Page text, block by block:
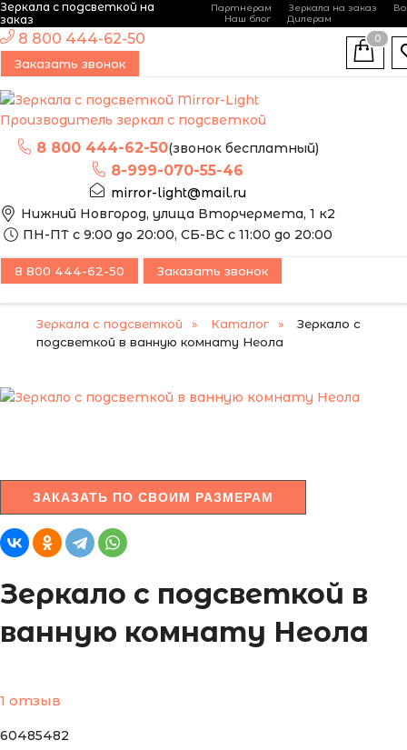
Зеркала с подсветкой на
заказ
Партнёрам Зеркала на заказ
Наш блог
Дилерам
Производитель зеркал с подсветкой
8 800 444-62-50(звонок бесплатный)
8-999-070-55-46
mirror-light@mail.ru
Нижний Новгород, улица Вторчермета, 1 к2
ПН-ПТ с 9:00 до 20:00, СБ-ВС с 11:00 до 20:00
8 800 444-62-50
Заказать звонок
0
8 800 444-62-50 Заказать звонок
Зеркала с подсветкой Каталог
Зеркало с
подсветкой в ванную комнату Неола
ЭТО ЗЕРКАЛО МЫ
МОЖЕМ ИЗГОТОВИТЬ
ПО ВАШИМ
ЗАКАЗАТЬ ПО СВОИМ РАЗМЕРАМ
Зеркало с подсветкой в
ванную комнату Неола
1 отзыв
60485482
-